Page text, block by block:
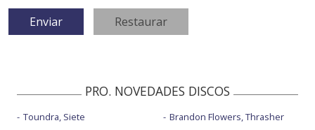
PRO. NOVEDADES DISCOS
Toundra, Siete
Brandon Flowers, Thrasher